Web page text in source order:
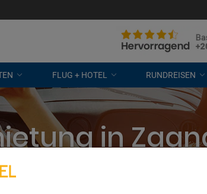
FLUG + HOTEL RUNDREISEN
in
vergleichen alle
Stornierung